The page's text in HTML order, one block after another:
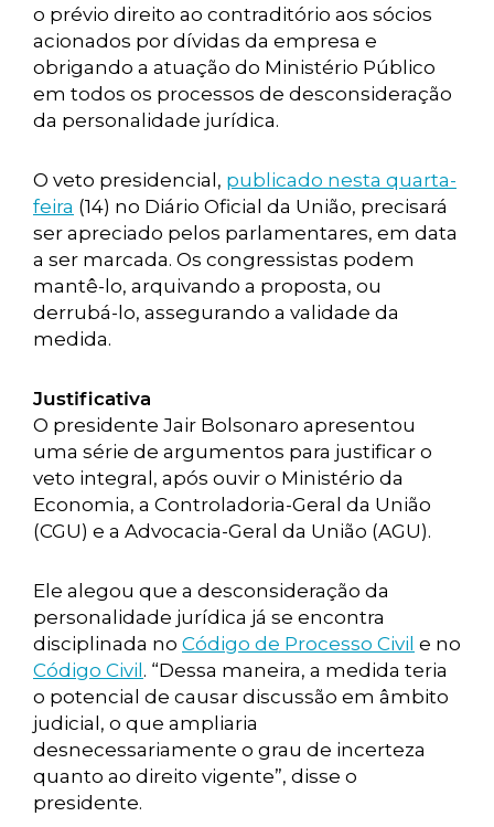
o prévio direito ao contraditório aos sócios
acionados por dívidas da empresa e
obrigando a atuação do Ministério Público
em todos os processos de desconsideração
da personalidade jurídica.
O veto presidencial, publicado nesta quarta-
feira (14) no Diário Oficial da União, precisará
ser apreciado pelos parlamentares, em data
a ser marcada. Os congressistas podem
mantê-lo, arquivando a proposta, ou
derrubá-lo, assegurando a validade da
medida.
Justificativa
O presidente Jair Bolsonaro apresentou
uma série de argumentos para justificar o
veto integral, após ouvir o Ministério da
Economia, a Controladoria-Geral da União
(CGU) e a Advocacia-Geral da União (AGU).
Ele alegou que a desconsideração da
personalidade jurídica já se encontra
disciplinada no Código de Processo Civil e no
Código Civil . “Dessa maneira, a medida teria
o potencial de causar discussão em âmbito
judicial, o que ampliaria
desnecessariamente o grau de incerteza
quanto ao direito vigente”, disse o
presidente.